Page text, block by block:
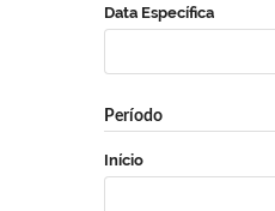
Data Específica
Período
Início